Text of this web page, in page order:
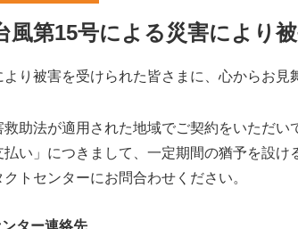
風第15号による災害により
り被害を受けられた皆さまに、心からお見
救助法が適用された地域でご契約をいただ
払い」につきまして、一定期間の猶予を設
トセンターにお問合わせください。